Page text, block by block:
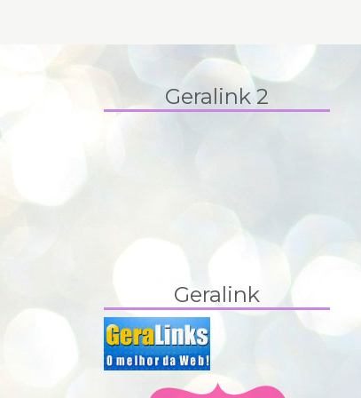
Geralink 2
Geralink